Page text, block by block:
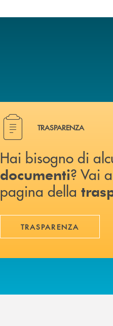
Hai bisogno di alcuni
TRASPARENZA
Hai bisogno di
documenti? Vai
pagina della
TRASPARENZA